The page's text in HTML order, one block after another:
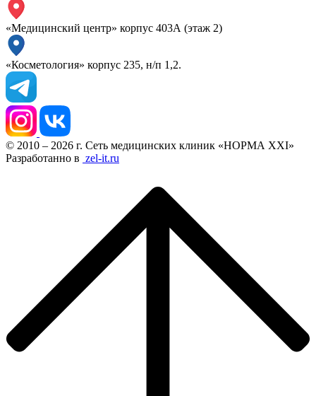
«Медицинский центр» корпус 403А (этаж 2)
«Косметология» корпус 235, н/п 1,2.
© 2010 – 2026 г. Сеть медицинских клиник «НОРМА XXI»
Разработанно в zel-it.ru